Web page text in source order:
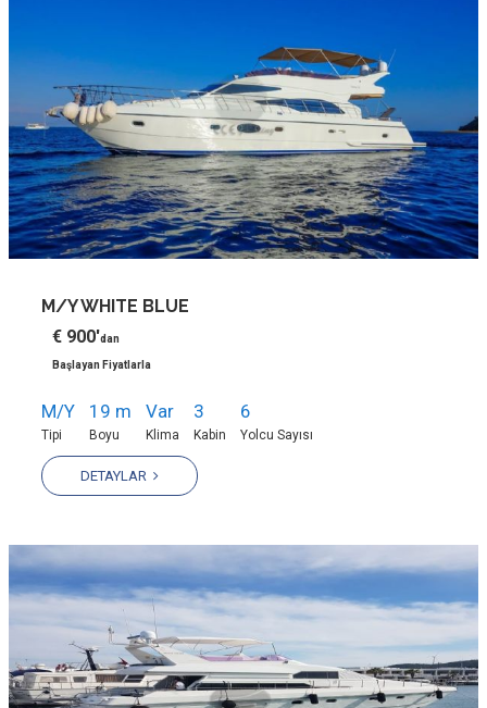
M/Y WHITE BLUE
€ 900'dan
Başlayan Fiyatlarla
M/Y
Tipi
19 m
Boyu
Var
Klima
3
Kabin
6
Yolcu Sayısı
DETAYLAR